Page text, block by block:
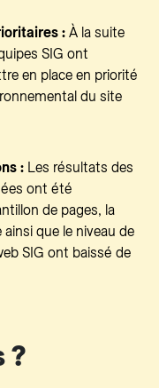
: À la suite
SIG ont
en place en priorité
du site
: Les résultats des
ont été
de pages, la
que le niveau de
SIG ont baissé de
?